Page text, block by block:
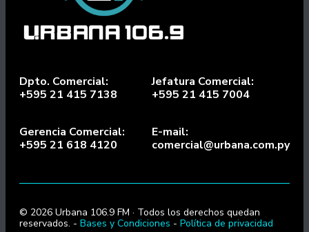
Dpto. Comercial:
+595 21 415 7138
Jefatura Comercial:
+595 21 415 7004
Gerencia Comercial:
+595 21 618 4120
E-mail:
comercial@urbana.com.py
© 2026 Urbana 106.9 FM · Todos los derechos quedan
reservados. - Bases y Condiciones - Política de privacidad